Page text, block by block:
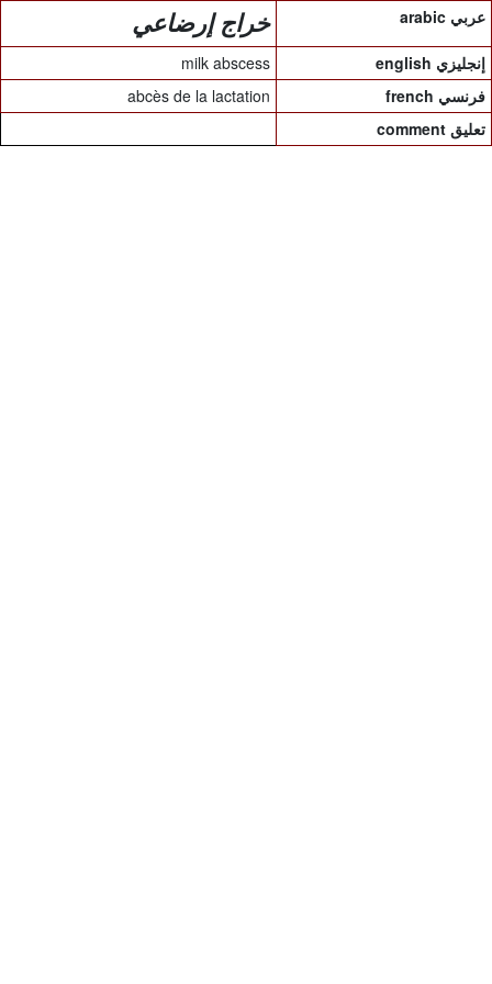
arabic عربي خراج إرضاعي
english إنجليزي
milk abscess
french فرنسي
abcès de la lactation
comment تعليق